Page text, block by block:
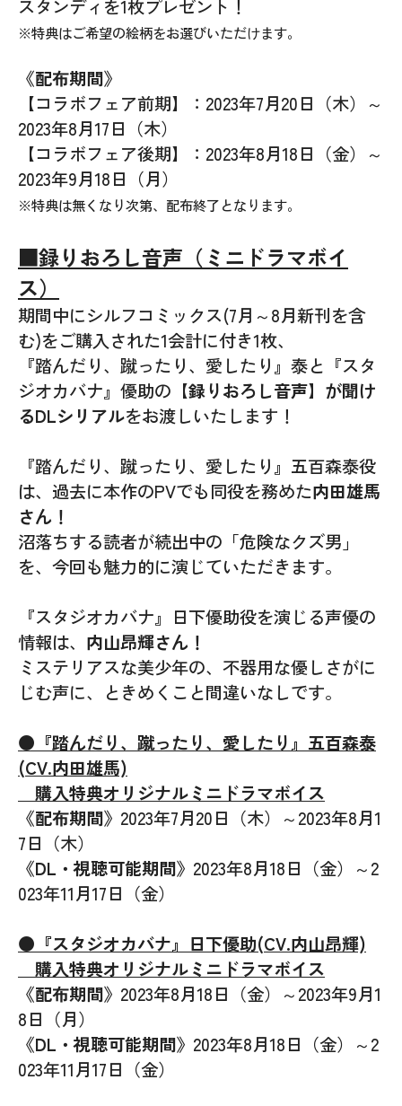
スタンディを1枚プレゼント！
※特典はご希望の絵柄をお選びいただけます。
《配布期間》
【コラボフェア前期】：2023年7月20日（木）～
2023年8月17日（木）
【コラボフェア後期】：2023年8月18日（金）～
2023年9月18日（月）
※特典は無くなり次第、配布終了となります。
■録りおろし音声（ミニドラマボイ
ス）
期間中にシルフコミックス(7月～8月新刊を含
む)をご購入された1会計に付き1枚、
『踏んだり、蹴ったり、愛したり』泰と『スタ
ジオカバナ』優助の 【録りおろし音声】が聞け
るDLシリアルをお渡しいたします！
『踏んだり、蹴ったり、愛したり』五百森泰役
は、過去に本作のPVでも同役を務めた内田雄馬
さん！
沼落ちする読者が続出中の「危険なクズ男」
を、今回も魅力的に演じていただきます。
『スタジオカバナ』日下優助役を演じる声優の
情報は、 内山昂輝さん！
ミステリアスな美少年の、不器用な優しさがに
じむ声に、ときめくこと間違いなしです。
●『踏んだり、蹴ったり、愛したり』五百森泰
(CV.内田雄馬)
購入特典オリジナルミニドラマボイス
《配布期間》 2023年7月20日（木）～2023年8月1
7日（木）
《DL・視聴可能期間》 2023年8月18日（金）～2
023年11月17日（金）
●『スタジオカバナ』日下優助(CV.内山昂輝)
購入特典オリジナルミニドラマボイス
《配布期間》 2023年8月18日（金）～2023年9月1
8日（月）
《DL・視聴可能期間》 2023年8月18日（金）～2
023年11月17日（金）